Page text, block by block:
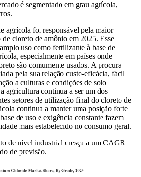
é segmentado em grau agrícola,
agrícola foi responsável pela maior
cloreto de amônio em 2025. Esse
uso como fertilizante à base de
especialmente em países onde
são comumente usados. A procura
pela sua relação custo-eficácia, fácil
a culturas e condições de solo
agricultura continua a ser um dos
setores de utilização final do cloreto de
continua a manter uma posição forte
de uso e exigência constante fazem
mais estabelecido no consumo geral.
de nível industrial cresça a um CAGR
de previsão.